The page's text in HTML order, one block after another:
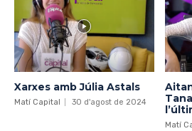
Xarxes amb Júlia Astals
Matí Capital 30 d'agost de 2024
Matí